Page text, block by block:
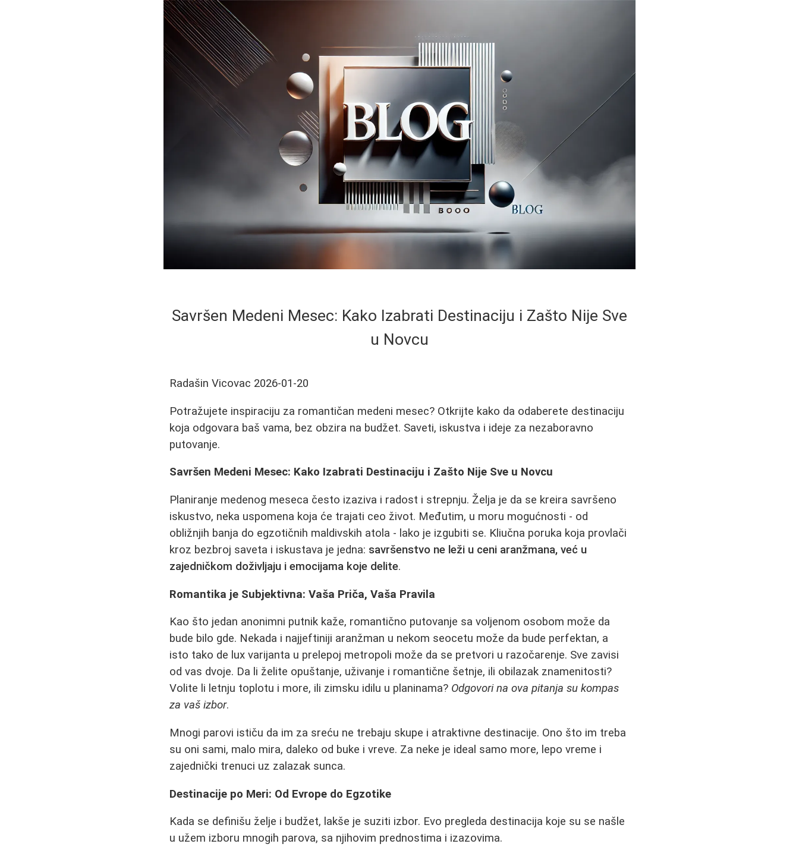
Savršen Medeni Mesec: Kako Izabrati Destinaciju i Zašto Nije Sve
u Novcu
Radašin Vicovac 2026-01-20
Potražujete inspiraciju za romantičan medeni mesec? Otkrijte kako da odaberete destinaciju
koja odgovara baš vama, bez obzira na budžet. Saveti, iskustva i ideje za nezaboravno
putovanje.
Savršen Medeni Mesec: Kako Izabrati Destinaciju i Zašto Nije Sve u Novcu
Planiranje medenog meseca često izaziva i radost i strepnju. Želja je da se kreira savršeno
iskustvo, neka uspomena koja će trajati ceo život. Međutim, u moru mogućnosti - od
obližnjih banja do egzotičnih maldivskih atola - lako je izgubiti se. Kliučna poruka koja provlači
kroz bezbroj saveta i iskustava je jedna: savršenstvo ne leži u ceni aranžmana, već u
zajedničkom doživljaju i emocijama koje delite.
Romantika je Subjektivna: Vaša Priča, Vaša Pravila
Kao što jedan anonimni putnik kaže, romantično putovanje sa voljenom osobom može da
bude bilo gde. Nekada i najjeftiniji aranžman u nekom seocetu može da bude perfektan, a
isto tako de lux varijanta u prelepoj metropoli može da se pretvori u razočarenje. Sve zavisi
od vas dvoje. Da li želite opuštanje, uživanje i romantične šetnje, ili obilazak znamenitosti?
Volite li letnju toplotu i more, ili zimsku idilu u planinama? Odgovori na ova pitanja su kompas
za vaš izbor.
Mnogi parovi ističu da im za sreću ne trebaju skupe i atraktivne destinacije. Ono što im treba
su oni sami, malo mira, daleko od buke i vreve. Za neke je ideal samo more, lepo vreme i
zajednički trenuci uz zalazak sunca.
Destinacije po Meri: Od Evrope do Egzotike
Kada se definišu želje i budžet, lakše je suziti izbor. Evo pregleda destinacija koje su se našle
u užem izboru mnogih parova, sa njihovim prednostima i izazovima.